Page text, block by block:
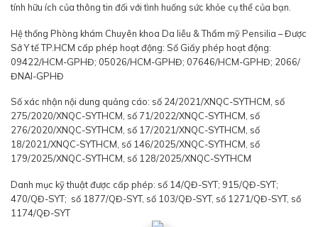
tính hữu ích của thông tin đối với tình huống sức khỏe cụ thể của bạn.
Hệ thống Phòng khám Chuyên khoa Da liễu & Thẩm mỹ Pensilia – Được
Sở Y tế TP.HCM cấp phép hoạt động: Số Giấy phép hoạt động:
09422/HCM-GPHĐ; 05026/HCM-GPHĐ; 07646/HCM-GPHĐ; 2066/
ĐNAI-GPHĐ
Số xác nhận nội dung quảng cáo: số 24/2021/XNQC-SYTHCM, số
275/2020/XNQC-SYTHCM, số 71/2022/XNQC-SYTHCM, số
276/2020/XNQC-SYTHCM, số 17/2021/XNQC-SYTHCM, số
18/2021/XNQC-SYTHCM, số 146/2025/XNQC-SYTHCM, số
179/2025/XNQC-SYTHCM, số 128/2025/XNQC-SYTHCM
Danh mục kỹ thuật được cấp phép: số 14/QĐ-SYT; 915/QĐ-SYT;
470/QĐ-SYT; số 1877/QĐ-SYT, số 103/QĐ-SYT, số 1271/QĐ-SYT, số
1174/QĐ-SYT